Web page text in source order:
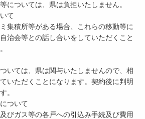
については、県は負担いたしません。
て
集積所等がある場合、これらの移動等に
治会等との話し合いをしていただくこと
いては、県は関与いたしませんので、相
いただくことになります。契約後に判明
。
ついて
びガス等の各戸への引込み手続及び費用